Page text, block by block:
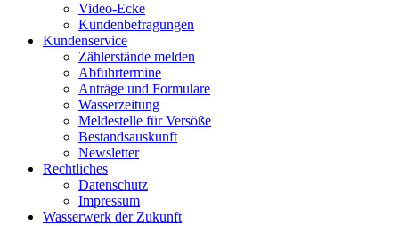
Video-Ecke
Kundenbefragungen
Kundenservice
Zählerstände melden
Abfuhrtermine
Anträge und Formulare
Wasserzeitung
Meldestelle für Versöße
Bestandsauskunft
Newsletter
Rechtliches
Datenschutz
Impressum
Wasserwerk der Zukunft